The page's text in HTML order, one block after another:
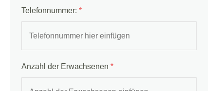
Telefonnummer: *
Anzahl der Erwachsenen *